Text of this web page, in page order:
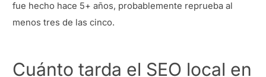
fue hecho hace 5+ años, probablemente reprueba al
menos tres de las cinco.
Cuánto tarda el SEO local en